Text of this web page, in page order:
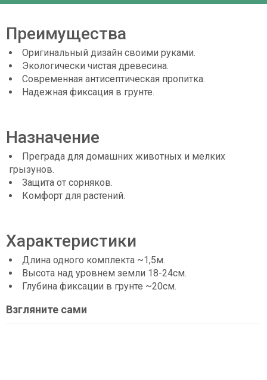
Преимущества
Оригинальный дизайн своими руками.
Экологически чистая древесина.
Современная антисептическая пропитка.
Надежная фиксация в грунте.
Назначение
Преграда для домашних животных и мелких
грызунов.
Защита от сорняков.
Комфорт для растений.
Характеристики
Длина одного комплекта ~1,5м.
Высота над уровнем земли 18-24см.
Глубина фиксации в грунте ~20см.
Взгляните сами